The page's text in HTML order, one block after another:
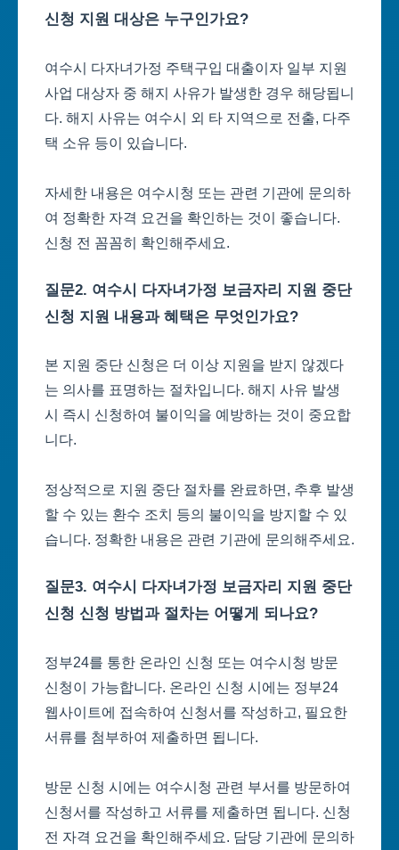
신청 지원 대상은 누구인가요?
여수시 다자녀가정 주택구입 대출이자 일부 지원
사업 대상자 중 해지 사유가 발생한 경우 해당됩니
다. 해지 사유는 여수시 외 타 지역으로 전출, 다주
택 소유 등이 있습니다.
자세한 내용은 여수시청 또는 관련 기관에 문의하
여 정확한 자격 요건을 확인하는 것이 좋습니다.
신청 전 꼼꼼히 확인해주세요.
질문2. 여수시 다자녀가정 보금자리 지원 중단
신청 지원 내용과 혜택은 무엇인가요?
본 지원 중단 신청은 더 이상 지원을 받지 않겠다
는 의사를 표명하는 절차입니다. 해지 사유 발생
시 즉시 신청하여 불이익을 예방하는 것이 중요합
니다.
정상적으로 지원 중단 절차를 완료하면, 추후 발생
할 수 있는 환수 조치 등의 불이익을 방지할 수 있
습니다. 정확한 내용은 관련 기관에 문의해주세요.
질문3. 여수시 다자녀가정 보금자리 지원 중단
신청 신청 방법과 절차는 어떻게 되나요?
정부24를 통한 온라인 신청 또는 여수시청 방문
신청이 가능합니다. 온라인 신청 시에는 정부24
웹사이트에 접속하여 신청서를 작성하고, 필요한
서류를 첨부하여 제출하면 됩니다.
방문 신청 시에는 여수시청 관련 부서를 방문하여
신청서를 작성하고 서류를 제출하면 됩니다. 신청
전 자격 요건을 확인해주세요. 담당 기관에 문의하